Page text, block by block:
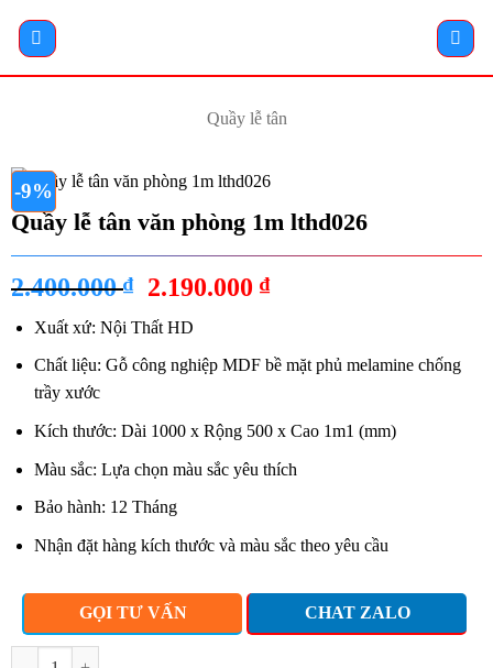
Quầy lễ tân
-9%
Quầy lễ tân văn phòng 1m lthd026
2.400.000₫
Giá
gốc
là:
2.400.000 ₫.
2.190.000₫Giá
là:
Xuất xứ: Nội Thất HD
Chất liệu: Gỗ công nghiệp MDF bề mặt phủ melamine chống
trầy xước
Kích thước: Dài 1000 x Rộng 500 x Cao 1m1 (mm)
Màu sắc: Lựa chọn màu sắc yêu thích
Bảo hành: 12 Tháng
Nhận đặt hàng kích thước và màu sắc theo yêu cầu
GỌI TƯ VẤN CHAT ZALO